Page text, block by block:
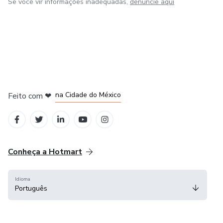
Feito com ❤ na Cidade do México
Conheça a Hotmart
Idioma
Português